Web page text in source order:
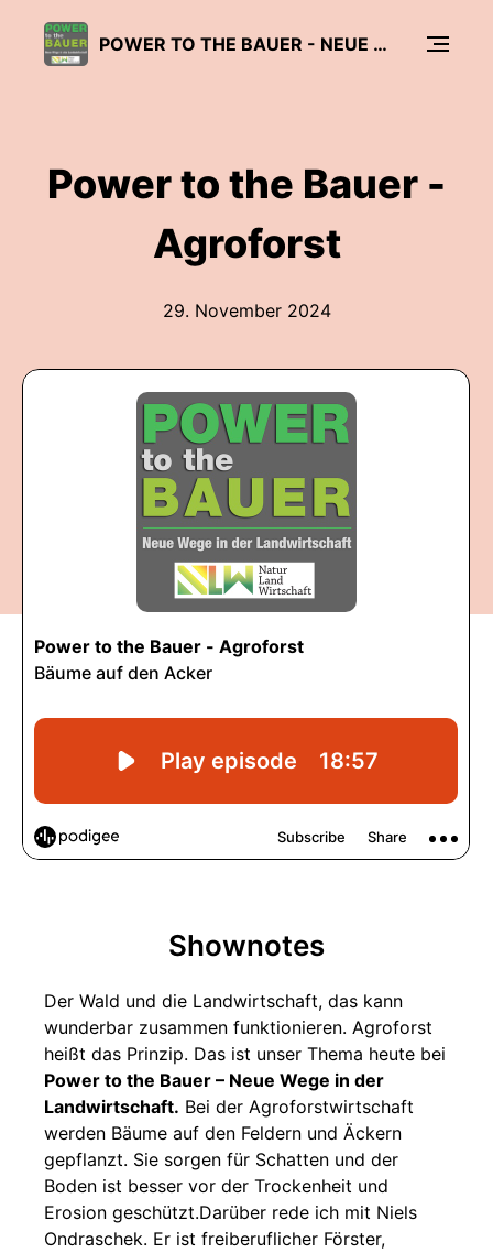
POWER TO THE BAUER - NEUE WEGE IN DER LANDWIRTSCHAFT
Power to the Bauer -
Agroforst
29. November 2024
Shownotes
Der Wald und die Landwirtschaft, das kann
wunderbar zusammen funktionieren. Agroforst
heißt das Prinzip. Das ist unser Thema heute bei
Power to the Bauer – Neue Wege in der
Landwirtschaft. Bei der Agroforstwirtschaft
werden Bäume auf den Feldern und Äckern
gepflanzt. Sie sorgen für Schatten und der
Boden ist besser vor der Trockenheit und
Erosion geschützt.Darüber rede ich mit Niels
Ondraschek. Er ist freiberuflicher Förster,